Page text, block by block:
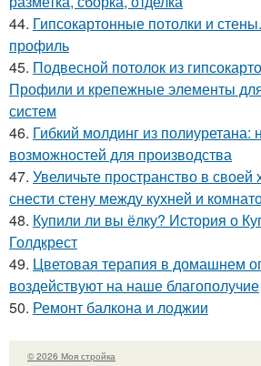
44. Гипсокартонные потолки и
профиль
45. Подвесной потолок из
Профили и крепежные элементы
систем
46. Гибкий молдинг из полиуретана:
возможностей для производства
47. Увеличьте пространство в своей
снести стену между кухней и
48. Купили ли вы ёлку? История о
Голдкрест
49. Цветовая терапия в домашнем
воздействуют на наше благополучие
50. Ремонт балкона и лоджии
© 2026 Моя стройка